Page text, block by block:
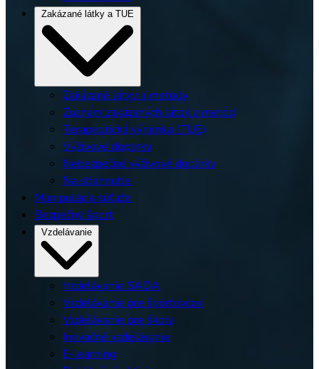
Zakázané látky a TUE
Zakázané látky a metódy
Zoznam zakázaných látok a metód
Terapeutická výnimka (TUE)
Výživové doplnky
Nebezpečné výživové doplnky
Na stiahnutie
Manipulácia súťaže
Bezpečný šport
Vzdelávanie
Vzdelávanie SADA
Vzdelávanie pre športovcov
Vzdelávanie pre školy
Inovačné vzdelávanie
E-learning